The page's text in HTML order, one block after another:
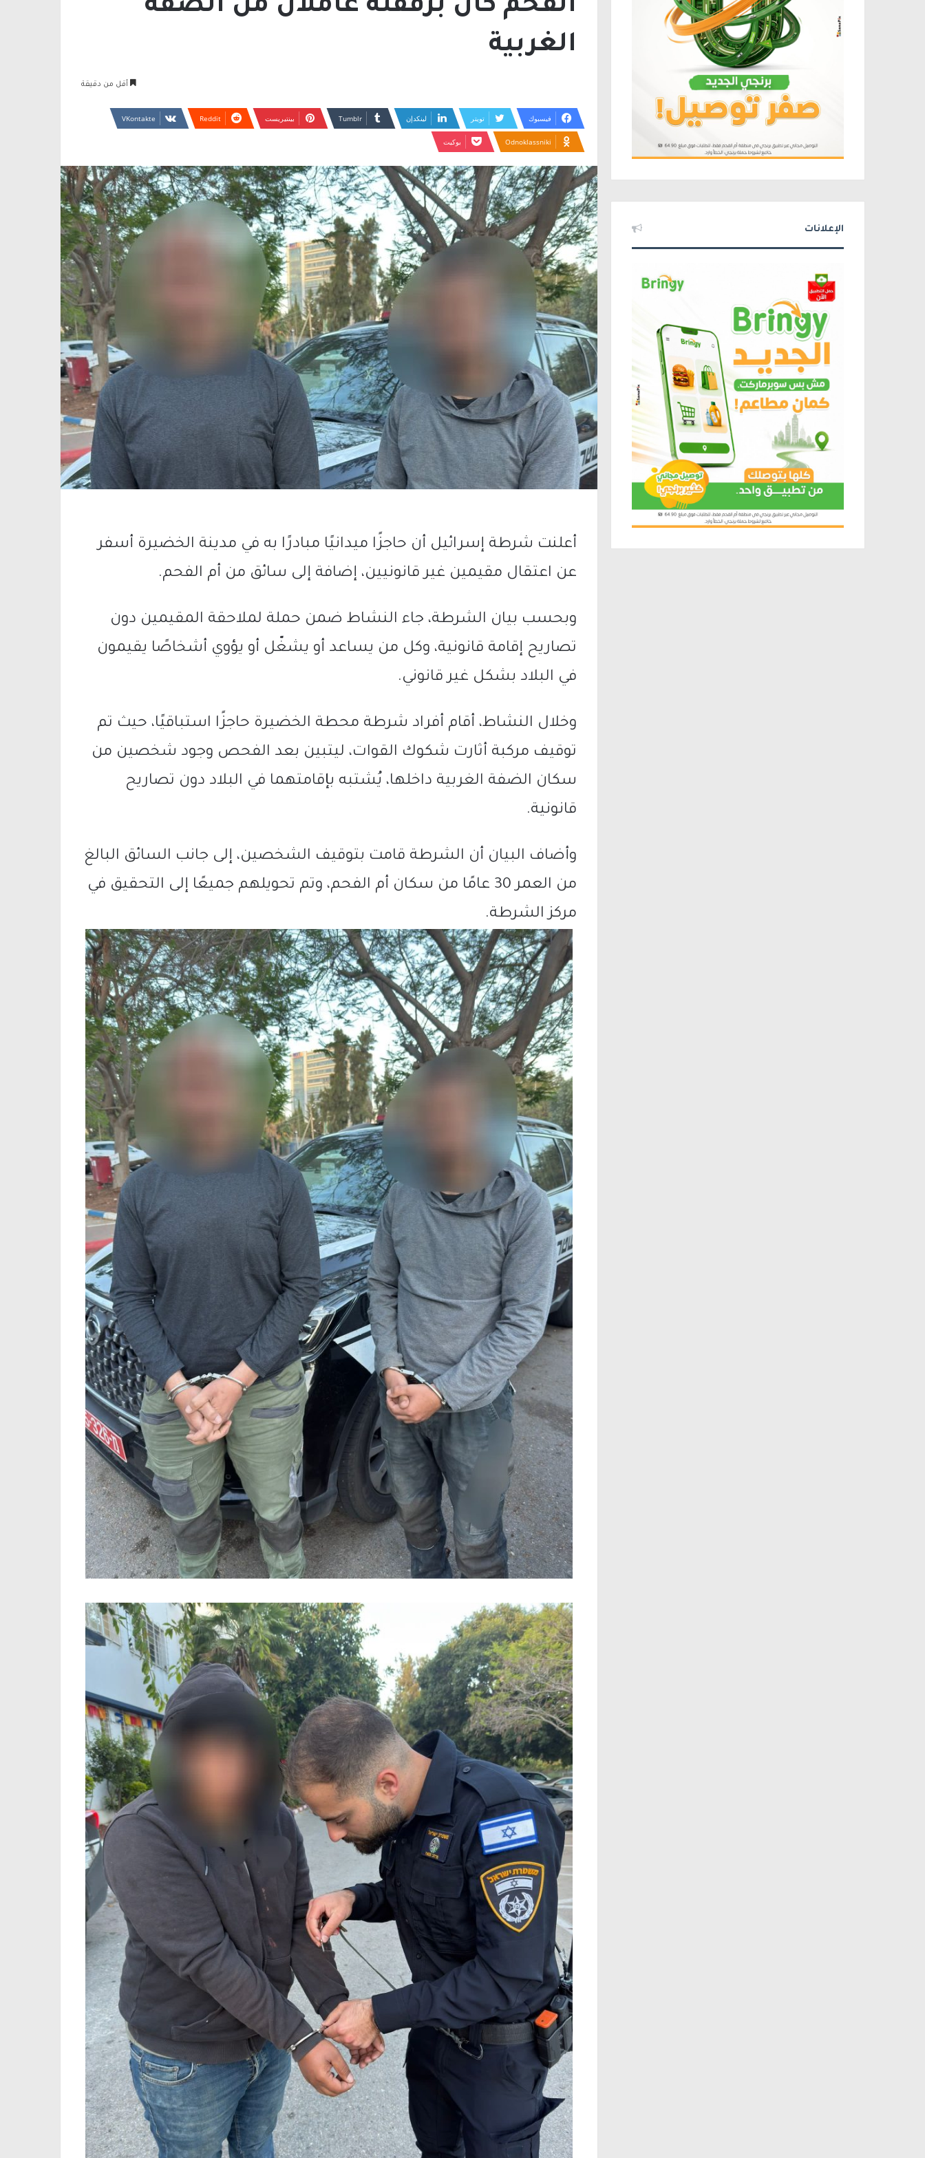
الفحم كان برفقته عاملان من الضفة
الغربية
أقل من دقيقة
فيسبوك تويتر لينكدإن بينتيريست
Odnoklassniki بوكيت
أعلنت شرطة إسرائيل أن حاجزًا ميدانيًا مبادرًا به في مدينة الخضيرة أسفر
عن اعتقال مقيمين غير قانونيين، إضافة إلى سائق من أم الفحم.
وبحسب بيان الشرطة، جاء النشاط ضمن حملة لملاحقة المقيمين دون
تصاريح إقامة قانونية، وكل من يساعد أو يشغّل أو يؤوي أشخاصًا يقيمون
في البلاد بشكل غير قانوني.
وخلال النشاط، أقام أفراد شرطة محطة الخضيرة حاجزًا استباقيًا، حيث تم
توقيف مركبة أثارت شكوك القوات، ليتبين بعد الفحص وجود شخصين من
سكان الضفة الغربية داخلها، يُشتبه بإقامتهما في البلاد دون تصاريح
قانونية.
وأضاف البيان أن الشرطة قامت بتوقيف الشخصين، إلى جانب السائق البالغ
من العمر 30 عامًا من سكان أم الفحم، وتم تحويلهم جميعًا إلى التحقيق في
مركز الشرطة.
الإعلانات